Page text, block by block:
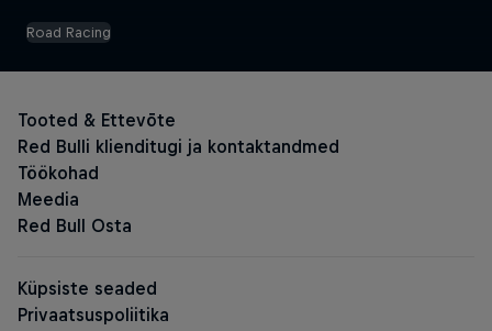
Road Racing
Originaal Red Bull
Red Bull Zero
Red Bull Sugarfree
The Summer Edition Sugarfree
The Spring Edition Sugarfree